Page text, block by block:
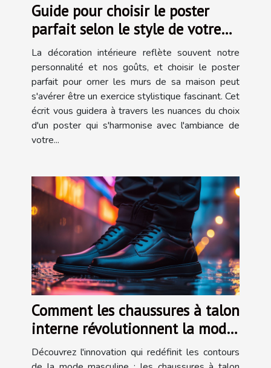
Guide pour choisir le poster
parfait selon le style de votre
maison
La décoration intérieure reflète souvent notre
personnalité et nos goûts, et choisir le poster
parfait pour orner les murs de sa maison peut
s'avérer être un exercice stylistique fascinant. Cet
écrit vous guidera à travers les nuances du choix
d'un poster qui s'harmonise avec l'ambiance de
votre...
Comment les chaussures à talon
interne révolutionnent la mode
masculine
Découvrez l'innovation qui redéfinit les contours